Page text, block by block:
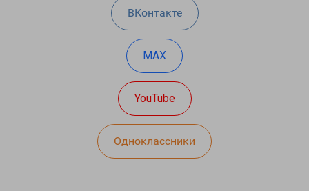
ВКонтакте
MAX
YouTube
Одноклассники